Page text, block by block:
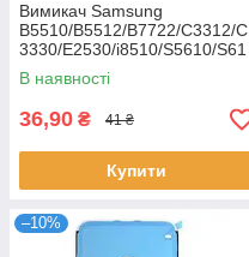
Вимикач Samsung
B5510/B5512/B7722/C3312/C
3330/E2530/i8510/S5610/S61
02
В наявності
36,90 ₴ 41 ₴
Купити
–10%